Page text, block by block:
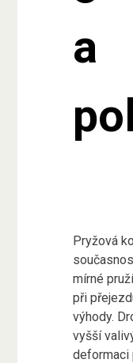
a
Pryžová
mírné
při
výhody.
vyšší
deformaci